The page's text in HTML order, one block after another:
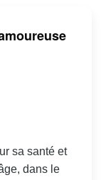
sa santé et
dans le